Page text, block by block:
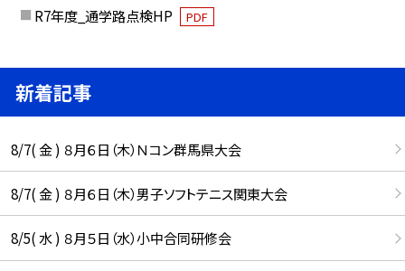
R7年度_通学路点検HP PDF
新着記事
8/7( 金 ) ８月６日（木）Ｎコン群馬県大会
8/7( 金 ) ８月６日（木）男子ソフトテニス関東大会
8/5( 水 ) ８月５日（水）小中合同研修会